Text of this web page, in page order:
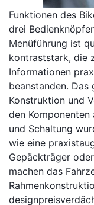
Funktionen des
drei
Menüführung ist
kontraststark, die
Informationen
beanstanden.
Konstruktion und
den Komponenten
und Schaltung
wie eine
Gepäckträger
machen das